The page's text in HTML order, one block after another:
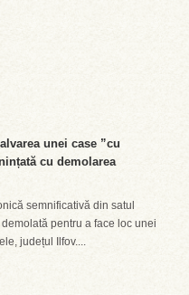
unei case ”cu
cu demolarea
semnificativă din satul
pentru a face loc unei
județul Ilfov....